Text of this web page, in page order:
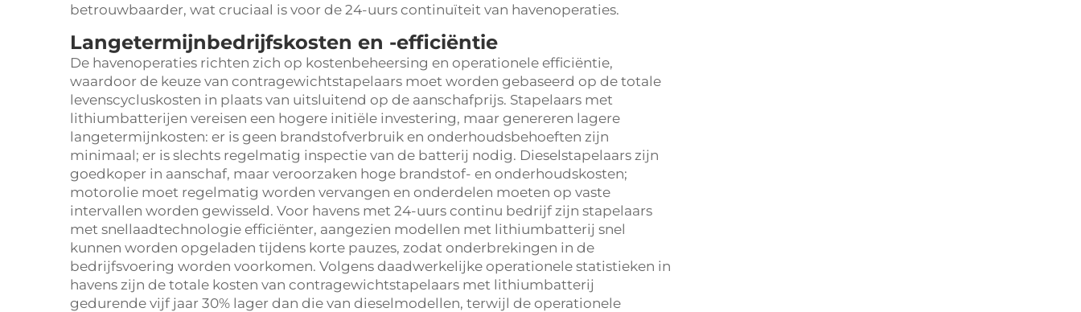
betrouwbaarder, wat cruciaal is voor de 24-uurs continuïteit van havenoperaties.
Langetermijnbedrijfskosten en -efficiëntie
De havenoperaties richten zich op kostenbeheersing en operationele efficiëntie,
waardoor de keuze van contragewichtstapelaars moet worden gebaseerd op de totale
levenscycluskosten in plaats van uitsluitend op de aanschafprijs. Stapelaars met
lithiumbatterijen vereisen een hogere initiële investering, maar genereren lagere
langetermijnkosten: er is geen brandstofverbruik en onderhoudsbehoeften zijn
minimaal; er is slechts regelmatig inspectie van de batterij nodig. Dieselstapelaars zijn
goedkoper in aanschaf, maar veroorzaken hoge brandstof- en onderhoudskosten;
motorolie moet regelmatig worden vervangen en onderdelen moeten op vaste
intervallen worden gewisseld. Voor havens met 24-uurs continu bedrijf zijn stapelaars
met snellaadtechnologie efficiënter, aangezien modellen met lithiumbatterij snel
kunnen worden opgeladen tijdens korte pauzes, zodat onderbrekingen in de
bedrijfsvoering worden voorkomen. Volgens daadwerkelijke operationele statistieken in
havens zijn de totale kosten van contragewichtstapelaars met lithiumbatterij
gedurende vijf jaar 30% lager dan die van dieselmodellen, terwijl de operationele